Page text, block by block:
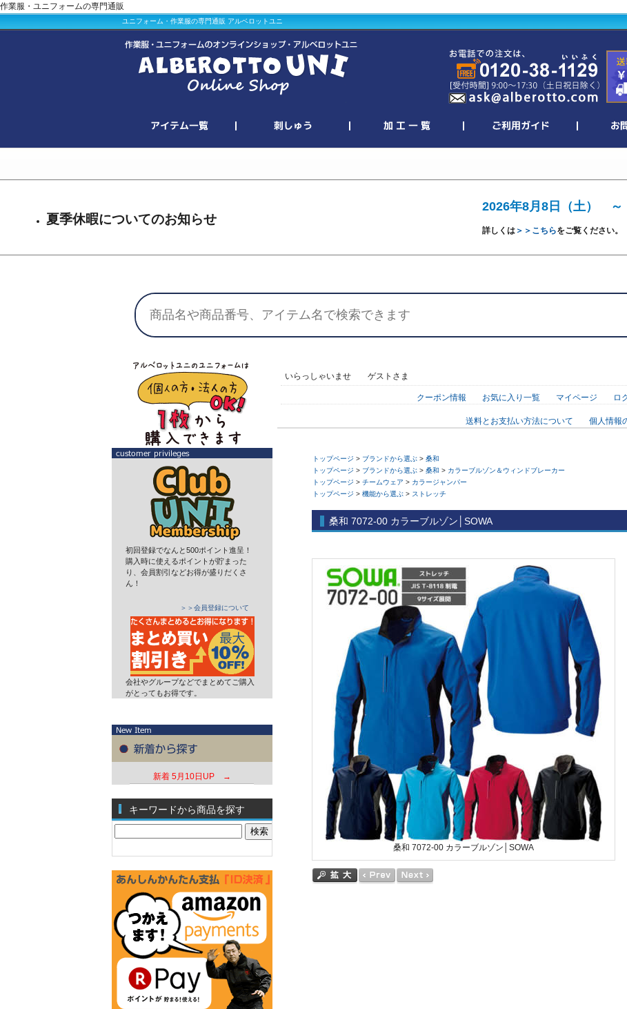
作業服・ユニフォームの専門通販
ユニフォーム・作業服の専門通販 アルベロットユニ
夏季休暇についてのお知らせ
2026年8月8日（土） ～
詳しくは＞＞こちらをご覧ください。
初回登録でなんと500ポイント進呈！
購入時に使えるポイントが貯まった
り、会員割引などお得が盛りだくさ
ん！
＞＞会員登録について
会社やグループなどでまとめてご購入
がとってもお得です。
新着 5月10日UP →
キーワードから商品を探す
いらっしゃいませ ゲストさま
クーポン情報 お気に入り一覧 マイページ ロ
送料とお支払い方法について 個人情報
トップページ > ブランドから選ぶ > 桑和
トップページ > ブランドから選ぶ > 桑和 > カラーブルゾン＆ウィンドブレーカー
トップページ > チームウェア > カラージャンパー
トップページ > 機能から選ぶ > ストレッチ
桑和 7072-00 カラーブルゾン│SOWA
桑和 7072-00 カラーブルゾン│SOWA